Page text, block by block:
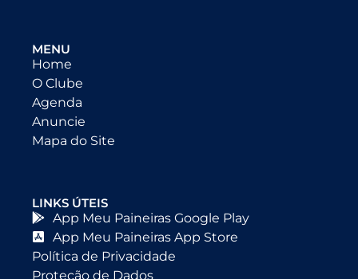
MENU
Home
O Clube
Agenda
Anuncie
Mapa do Site
LINKS ÚTEIS
App Meu Paineiras Google Play
App Meu Paineiras App Store
Política de Privacidade
Proteção de Dados